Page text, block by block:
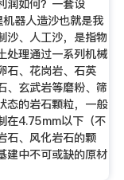
润如何？一套设
器人造沙也就是我
沙、人工沙，是指物
处理通过一系列机械
石、花岗岩、石英
、玄武岩等磨粉、筛
态的岩石颗粒，一般
在4.75mm以下（不
石、风化岩石的颗
建中不可或缺的原材